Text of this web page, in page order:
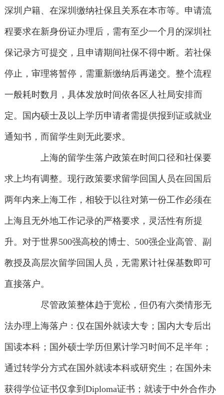
深圳户籍、在深圳缴纳社保且关系在本市等。申请流
程要求在新身份证办理后，需有至少一个月的深圳社
保记录方可提交，且申请期间社保不得中断。若社保
停止，审理将暂停，需重新缴纳后再递交。整个流程
一般耗时数月，具体发放时间依各区人社局安排而
定。国内硕士及以上学历申请者需提供报到证或就业
通知书，而留学生则无此要求。
上海的留学生落户政策在时间口径和社保要
求上均有调整。现行政策要求留学回国人员在回国后
两年内来上海工作，相较于以往对第一份工作必须在
上海且无外地工作记录的严格要求，灵活性有所提
升。对于世界500强高校的博士、500强企业高管、副
教授及高层次留学回国人员，无需累计社保基数即可
直接落户。
尽管政策整体趋于宽松，但仍有六类情形无
法办理上海落户：仅在国外就读大专；国内大专后出
国读本科；国外硕士学历但累计学习时间不足半年；
通过转学分方式在国外就读本科或研究生；在国外未
获得学位证书仅拿到Diploma证书；就读于中外合作办